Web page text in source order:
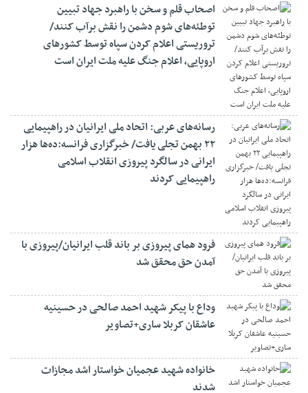
اصحاب قلم و سخن با راهبرد جهاد تبیین
توطئه‌های شوم دشمن را نقش برآب کنند/
تروریستی اعلام کردن سپاه توسط کشورهای
اروپایی، اعلام جنگ علیه ملت ایران است
رسانه‌های عربی: اتحاد ملی ایرانیان در راهپیمایی
۲۲ بهمن تجلی یافت/ خبرگزاری فرانسه:ده‌ها هزار
ایرانی در سالگرد پیروزی انقلاب اسلامی
راهپیمایی کردند
فرود همای پیروزی بر باند قلب ایرانیان/پیروزی با
آمدن حق محقق شد
وداع با پیکر شهید احمد صالحی‌ در حسینیه
عاشقان کربلا ساری+تصاویر
خانواده شهید عجمیان خواستار اشد مجازات
شدند